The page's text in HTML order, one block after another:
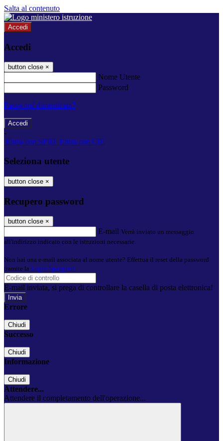
Salta al contenuto
Accedi
Accedi
button close ×
Nome Utente
Password
Password dimenticata?
-
Entra con SPID Entra con CIE
Seleziona utente
button close ×
Recupero password
button close ×
E-mail Verrà inviato un messaggio
all'indirizzo indicato con le istruzioni necessarie.
Non hai una e-mail associata al nome utente? Effettua il reset della password
tramite la Login Spaggiari
E-mail inviata, si prega di controllare la casella di posta elettronica!
Errore
Chiudi
Successo
Chiudi
Informazione
Chiudi
Attendere...
Attendere il completamento dell'operazione...